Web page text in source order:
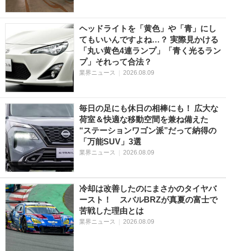
ヘッドライトを「黄色」や「青」にし
てもいいんですよね…？ 実際見かける
「丸い黄色4連ランプ」「青く光るラン
プ」それって合法？
業界ニュース 2026.08.09
毎日の足にも休日の相棒にも！ 広大な
荷室＆快適な移動空間を兼ね備えた
“ステーションワゴン派”だって納得の
「万能SUV」3選
業界ニュース 2026.08.09
冷却は改善したのにまさかのタイヤバ
ースト！ スバルBRZが真夏の富士で
苦戦した理由とは
業界ニュース 2026.08.09